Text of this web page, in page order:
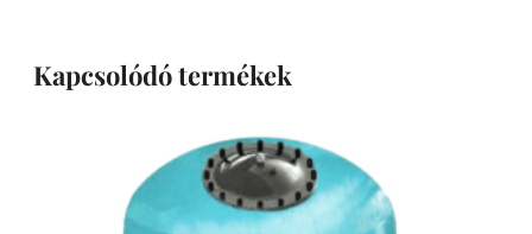
Kapcsolódó termékek